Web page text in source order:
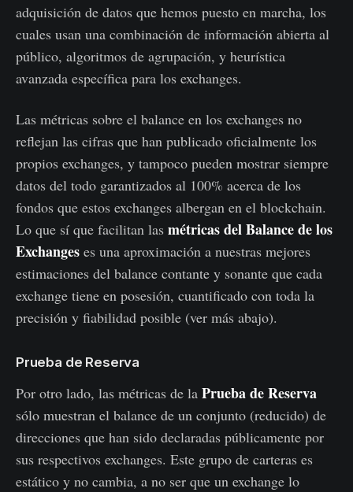
adquisición de datos que hemos puesto en marcha, los
cuales usan una combinación de información abierta al
público, algoritmos de agrupación, y heurística
avanzada específica para los exchanges.
Las métricas sobre el balance en los exchanges no
reflejan las cifras que han publicado oficialmente los
propios exchanges, y tampoco pueden mostrar siempre
datos del todo garantizados al 100% acerca de los
fondos que estos exchanges albergan en el blockchain.
Lo que sí que facilitan las métricas del Balance de los
Exchanges es una aproximación a nuestras mejores
estimaciones del balance contante y sonante que cada
exchange tiene en posesión, cuantificado con toda la
precisión y fiabilidad posible (ver más abajo).
Prueba de Reserva
Por otro lado, las métricas de la Prueba de Reserva
sólo muestran el balance de un conjunto (reducido) de
direcciones que han sido declaradas públicamente por
sus respectivos exchanges. Este grupo de carteras es
estático y no cambia, a no ser que un exchange lo